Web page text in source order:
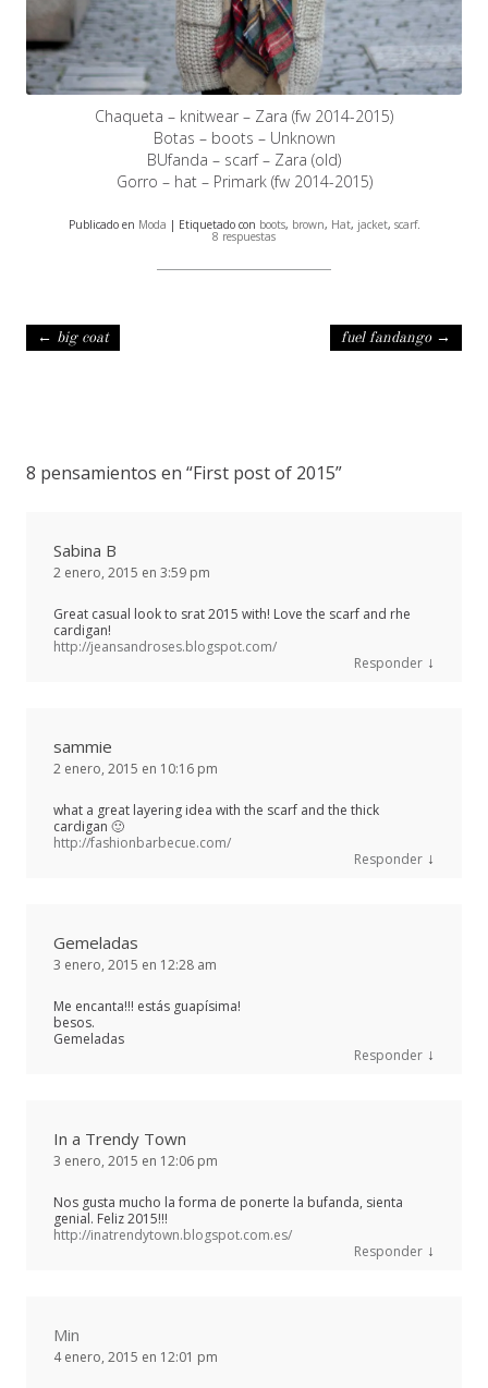
Chaqueta – knitwear – Zara (fw 2014-2015)
Botas – boots – Unknown
BUfanda – scarf – Zara (old)
Gorro – hat – Primark (fw 2014-2015)
Publicado en Moda | Etiquetado con boots, brown, Hat, jacket, scarf.
8 respuestas
Navegación de entradas
← big coat fuel fandango →
8 pensamientos en “First post of 2015”
Sabina B
2 enero, 2015 en 3:59 pm
Great casual look to srat 2015 with! Love the scarf and rhe
cardigan!
http://jeansandroses.blogspot.com/
Responder ↓
sammie
2 enero, 2015 en 10:16 pm
what a great layering idea with the scarf and the thick
cardigan 🙂
http://fashionbarbecue.com/
Responder ↓
Gemeladas
3 enero, 2015 en 12:28 am
Me encanta!!! estás guapísima!
besos.
Gemeladas
Responder ↓
In a Trendy Town
3 enero, 2015 en 12:06 pm
Nos gusta mucho la forma de ponerte la bufanda, sienta
genial. Feliz 2015!!!
http://inatrendytown.blogspot.com.es/
Responder ↓
Min
4 enero, 2015 en 12:01 pm